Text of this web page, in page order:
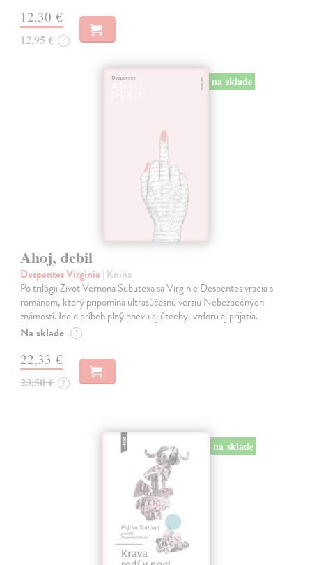
12,30 €
12,95 € ?
na sklade
Ahoj, debil
Despentes Virginie | Kniha
Po trilógii Život Vernona Subutexa sa Virginie Despentes vracia s
románom, ktorý pripomína ultrasúčasnú verziu Nebezpečných
známostí. Ide o príbeh plný hnevu aj útechy, vzdoru aj prijatia.
Na sklade ?
22,33 €
23,50 € ?
na sklade